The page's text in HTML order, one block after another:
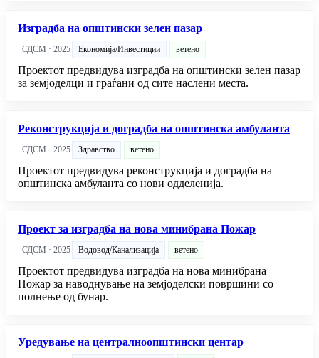
Изградба на општински зелен пазар
СДСМ · 2025 Економија/Инвестиции ветено
Проектот предвидува изградба на општински зелен пазар
за земјоделци и граѓани од сите наслени места.
Реконструкција и доградба на општинска амбуланта
СДСМ · 2025 Здравство ветено
Проектот предвидува реконструкција и доградба на
општинска амбуланта со нови одделенија.
Проект за изградба на нова минибрана Пожар
СДСМ · 2025 Водовод/Канализација ветено
Проектот предвидува изградба на нова минибрана
Пожар за наводнување на земјоделски површини со
полнење од бунар.
Уредување на централноопштински центар